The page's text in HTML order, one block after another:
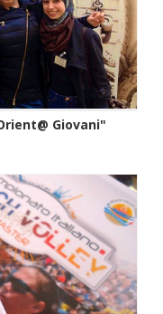
Giovani"